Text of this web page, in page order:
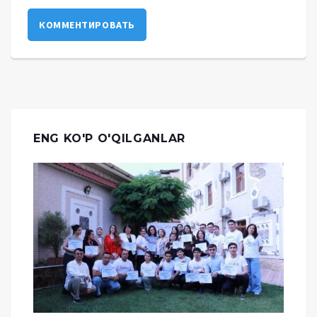
КОММЕНТИРОВАТЬ
ENG KO'P O'QILGANLAR